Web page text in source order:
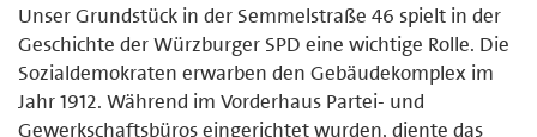
Unser Grundstück in der Semmelstraße 46 spielt in der
Geschichte der Würzburger SPD eine wichtige Rolle. Die
Sozialdemokraten erwarben den Gebäudekomplex im
Jahr 1912. Während im Vorderhaus Partei- und
Gewerkschaftsbüros eingerichtet wurden, diente das